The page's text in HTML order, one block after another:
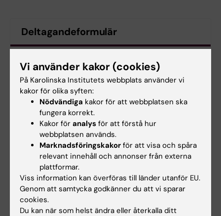
Deltagandeformulär
(PDF, 132.33 KB)
Hade du nytta av informationen på denna sida?
Yes
No
Erika Rindsjö
Sidan uppdaterad:2026-03-09
Dela
Vi använder kakor (cookies)
På Karolinska Institutets webbplats använder vi
kakor för olika syften:
Nödvändiga kakor för att webbplatsen ska
fungera korrekt.
Kakor för analys för att förstå hur
webbplatsen används.
Marknadsföringskakor för att visa och spåra
relevant innehåll och annonser från externa
plattformar.
Viss information kan överföras till länder utanför EU.
Genom att samtycka godkänner du att vi sparar
cookies.
Du kan när som helst ändra eller återkalla ditt